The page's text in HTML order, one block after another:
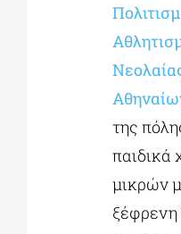
της
παιδικά
μικρών